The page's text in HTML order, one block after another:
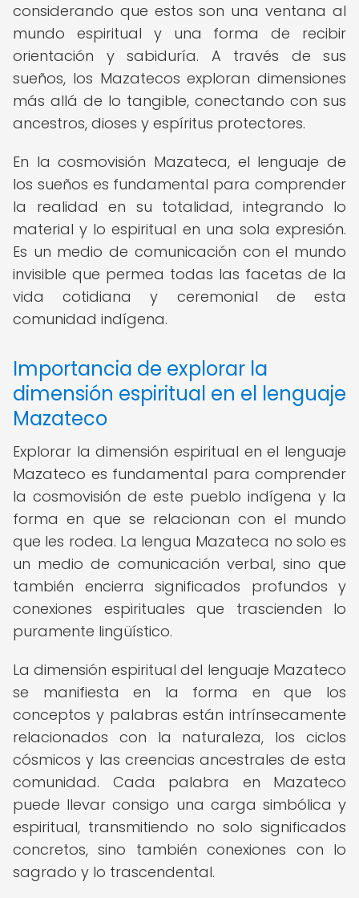
considerando que estos son una ventana al
mundo espiritual y una forma de recibir
orientación y sabiduría. A través de sus
sueños, los Mazatecos exploran dimensiones
más allá de lo tangible, conectando con sus
ancestros, dioses y espíritus protectores.
En la cosmovisión Mazateca, el lenguaje de
los sueños es fundamental para comprender
la realidad en su totalidad, integrando lo
material y lo espiritual en una sola expresión.
Es un medio de comunicación con el mundo
invisible que permea todas las facetas de la
vida cotidiana y ceremonial de esta
comunidad indígena.
Importancia de explorar la
dimensión espiritual en el lenguaje
Mazateco
Explorar la dimensión espiritual en el lenguaje
Mazateco es fundamental para comprender
la cosmovisión de este pueblo indígena y la
forma en que se relacionan con el mundo
que les rodea. La lengua Mazateca no solo es
un medio de comunicación verbal, sino que
también encierra significados profundos y
conexiones espirituales que trascienden lo
puramente lingüístico.
La dimensión espiritual del lenguaje Mazateco
se manifiesta en la forma en que los
conceptos y palabras están intrínsecamente
relacionados con la naturaleza, los ciclos
cósmicos y las creencias ancestrales de esta
comunidad. Cada palabra en Mazateco
puede llevar consigo una carga simbólica y
espiritual, transmitiendo no solo significados
concretos, sino también conexiones con lo
sagrado y lo trascendental.